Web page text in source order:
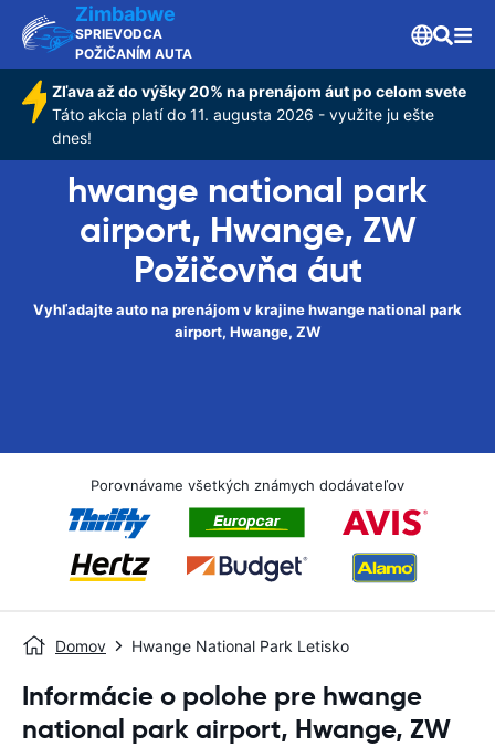
Zimbabwe
SPRIEVODCA
POŽIČANÍM AUTA
Zľava až do výšky 20% na prenájom áut po celom svete
Táto akcia platí do 11. augusta 2026 - využite ju ešte
dnes!
hwange national park
airport, Hwange, ZW
Požičovňa áut
Vyhľadajte auto na prenájom v krajine hwange national park
airport, Hwange, ZW
Porovnávame všetkých známych dodávateľov
Domov Hwange National Park Letisko
Informácie o polohe pre hwange
national park airport, Hwange, ZW